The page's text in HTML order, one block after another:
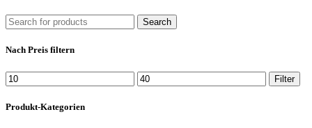
Search
Nach Preis filtern
Min.
Preis
Max.
Preis
Filter
Produkt-Kategorien